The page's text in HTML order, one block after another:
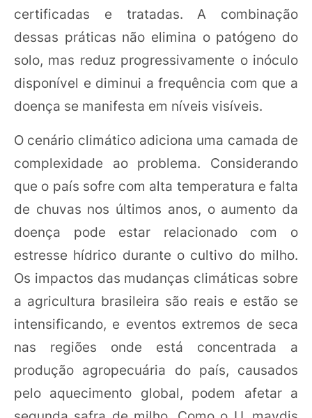
certificadas e tratadas. A combinação
dessas práticas não elimina o patógeno do
solo, mas reduz progressivamente o inóculo
disponível e diminui a frequência com que a
doença se manifesta em níveis visíveis.
O cenário climático adiciona uma camada de
complexidade ao problema. Considerando
que o país sofre com alta temperatura e falta
de chuvas nos últimos anos, o aumento da
doença pode estar relacionado com o
estresse hídrico durante o cultivo do milho.
Os impactos das mudanças climáticas sobre
a agricultura brasileira são reais e estão se
intensificando, e eventos extremos de seca
nas regiões onde está concentrada a
produção agropecuária do país, causados
pelo aquecimento global, podem afetar a